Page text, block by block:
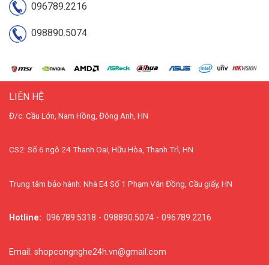
096789.2216
098890.5074
LIÊN HỆ
Đ/c: Cầu Lớn, Nam Hồng, Đông Anh, HN
CS2: Số 6 ngõ 24 Thanh Oai, Hữu Hòa, Thanh Trì, HN
Trung tâm bảo hành: Nhà E4 Số 1 Phạm Văn Đồng, Cầu giấy, HN
Hotline: 096789.5318 - 098890.5074 - 096789.2216
Email: shopcongnghe24h.vn@gmail.com